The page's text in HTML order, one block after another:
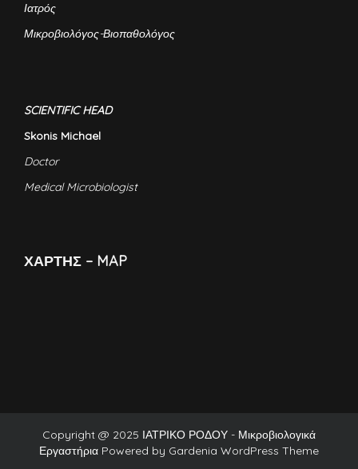
Ιατρός
Μικροβιολόγος-Βιοπαθολόγος
SCIENTIFIC HEAD
Skonis Michael
Doctor
Medical Microbiologist
ΧΑΡΤΗΣ – MAP
Copyright @ 2025 ΙΑΤΡΙΚΟ ΡΟΔΟΥ - Μικροβιολογικά
Εργαστήρια Powered by Gardenia WordPress Theme